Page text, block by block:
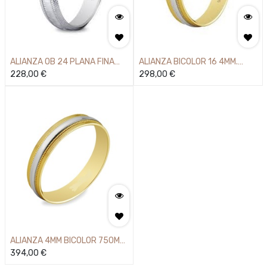
ALIANZA OB 24 PLANA FINA
750MM
228,00 €
ALIANZA BICOLOR 16 4MM.
750MM
298,00 €
ALIANZA 4MM BICOLOR 750MM
18
394,00 €